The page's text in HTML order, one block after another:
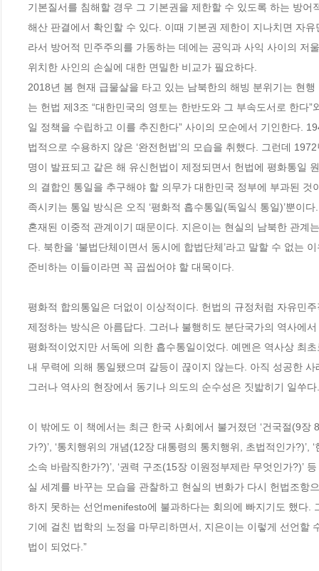
기본질서를 침해할 경우 그 기본권을 제한할 수 있도록 하는 방
해산 판결에서 확인할 수 있다. 이때 기본권 제한이 지나치면 자
라서 방어적 민주주의를 가동하는 데에는 공익과 사익 사이의 저
위치한 사인의 손실에 대한 면밀한 비교가 필요하다.
2018년 봄 현재 급물살을 타고 있는 남북한의 해빙 분위기는 현
는 헌법 제3조 “대한민국의 영토는 한반도와 그 부속도서로 한다
일 정책을 수립하고 이를 추진한다” 사이의 모순에서 기인한다.
법적으로 수용하지 않은 ‘완전헌법’의 모습을 취했다. 그런데
명이 발표되고 같은 해 유신헌법이 제정되면서 헌법에 평화통일
의 결합인 통일을 추구해야 할 의무가 대한민국 정부에 부과된
족시키는 통일 방식은 오직 ‘평화적 흡수통일(독일식 통일)’뿐이
혼재된 이중적 관계이기 때문이다. 지은이는 현실의 남북한 관계
다. 북한을 ‘불법단체이면서 동시에 합법단체’라고 말할 수 없는
준비하는 이들이라면 꼭 곱씹어야 할 대목이다.
평화적 합의통일은 더없이 이상적이다. 헌법의 규정처럼 자유민
제정하는 방식은 아름답다. 그러나 불행히도 분단국가의 역사에
평화적이었지만 서독에 의한 흡수통일이었다. 예멘은 역사상 최
내 무력에 의해 통일됐으며 갈등이 끊이지 않는다. 아직 성공한
그러나 역사의 현장에서 동기나 의도의 순수성은 짓밟히기 일쑤
이 밖에도 이 책에서는 최근 한국 사회에서 불거졌던 ‘건국절(9장
가?)’, ‘통치행위의 개념(12장 대통령의 통치행위, 초법적인가
소속 바람직한가?)’, ‘권력 구조(15장 이원정부제란 무엇인가?)’
실 세계를 바꾸는 모습을 관찰하고 현실의 변화가 다시 헌법조항
하지 못하는 선언menifesto에 불과하다는 회의에 빠지기도 했다
기에 걸친 법학의 노정을 마무리하면서, 지은이는 이렇게 선언할
법이 되었다.”